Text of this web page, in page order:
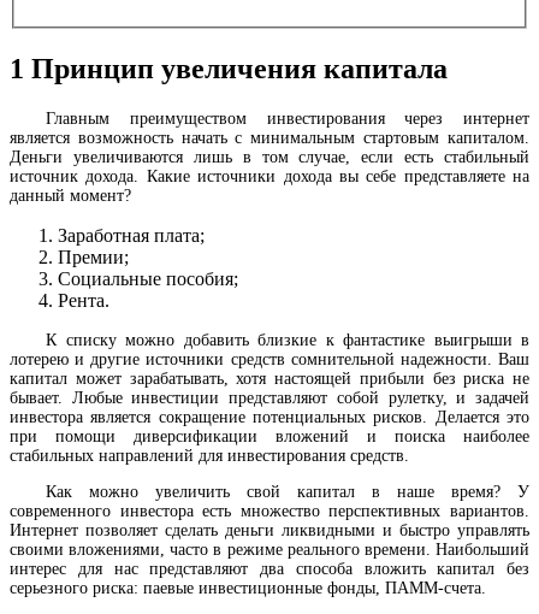
1 Принцип увеличения капитала
Главным преимуществом инвестирования через интернет
является возможность начать с минимальным стартовым капиталом.
Деньги увеличиваются лишь в том случае, если есть стабильный
источник дохода. Какие источники дохода вы себе представляете на
данный момент?
Заработная плата;
Премии;
Социальные пособия;
Рента.
К списку можно добавить близкие к фантастике выигрыши в
лотерею и другие источники средств сомнительной надежности. Ваш
капитал может зарабатывать, хотя настоящей прибыли без риска не
бывает. Любые инвестиции представляют собой рулетку, и задачей
инвестора является сокращение потенциальных рисков. Делается это
при помощи диверсификации вложений и поиска наиболее
стабильных направлений для инвестирования средств.
Как можно увеличить свой капитал в наше время? У
современного инвестора есть множество перспективных вариантов.
Интернет позволяет сделать деньги ликвидными и быстро управлять
своими вложениями, часто в режиме реального времени. Наибольший
интерес для нас представляют два способа вложить капитал без
серьезного риска: паевые инвестиционные фонды, ПАММ-счета.